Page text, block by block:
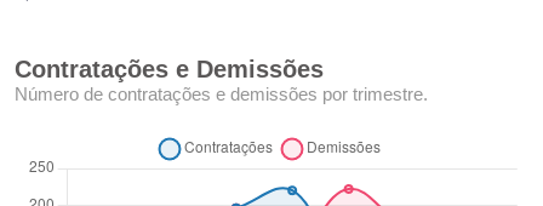
Contratações e Demissões
Número de contratações e demissões por trimestre.